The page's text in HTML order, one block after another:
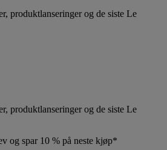
produktlanseringer og de siste Le
produktlanseringer og de siste Le
og spar 10 % på neste kjøp*